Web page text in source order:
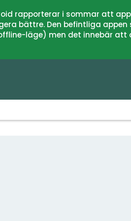
rapporterar i sommar att
bättre. Den befintliga
läge) men det innebär att